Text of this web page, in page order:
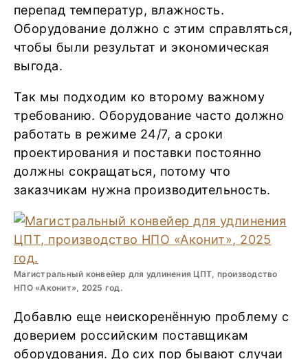
перепад температур, влажность.
Оборудование должно с этим справляться,
чтобы были результат и экономическая
выгода.
Так мы подходим ко второму важному
требованию. Оборудование часто должно
работать в режиме 24/7, а сроки
проектирования и поставки постоянно
должны сокращаться, потому что
заказчикам нужна производительность.
Магистральный конвейер для удлинения ЦПТ, производство
НПО «Аконит», 2025 год.
Добавлю еще неискоренённую проблему с
доверием российским поставщикам
оборудования. До сих пор бывают случаи